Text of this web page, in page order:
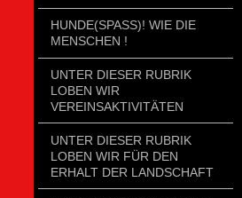
HUNDE(SPASS)! WIE DIE
MENSCHEN !
UNTER DIESER RUBRIK
LOBEN WIR
VEREINSAKTIVITÄTEN
UNTER DIESER RUBRIK
LOBEN WIR FÜR DEN
ERHALT DER LANDSCHAFT